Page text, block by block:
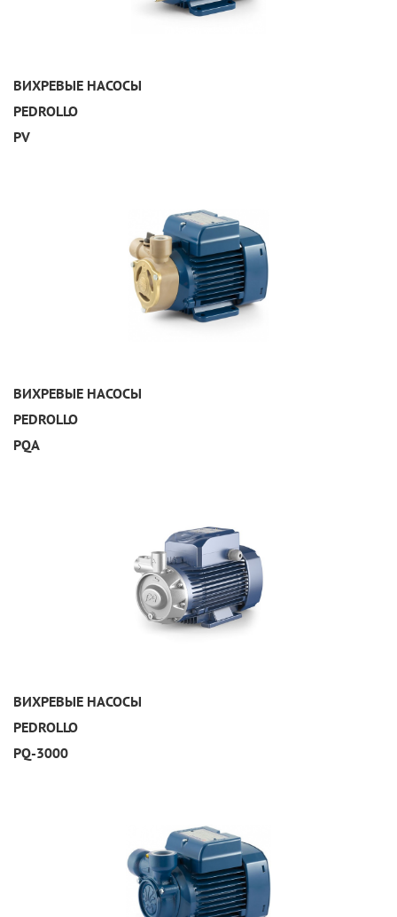
ВИХРЕВЫЕ НАСОСЫ
PEDROLLO
PV
ВИХРЕВЫЕ НАСОСЫ
PEDROLLO
PQA
ВИХРЕВЫЕ НАСОСЫ
PEDROLLO
PQ-3000